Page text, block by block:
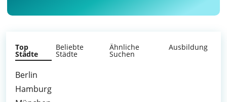
Top
Städte
Beliebte
Städte
Ähnliche
Suchen
Ausbildung
Berlin
Hamburg